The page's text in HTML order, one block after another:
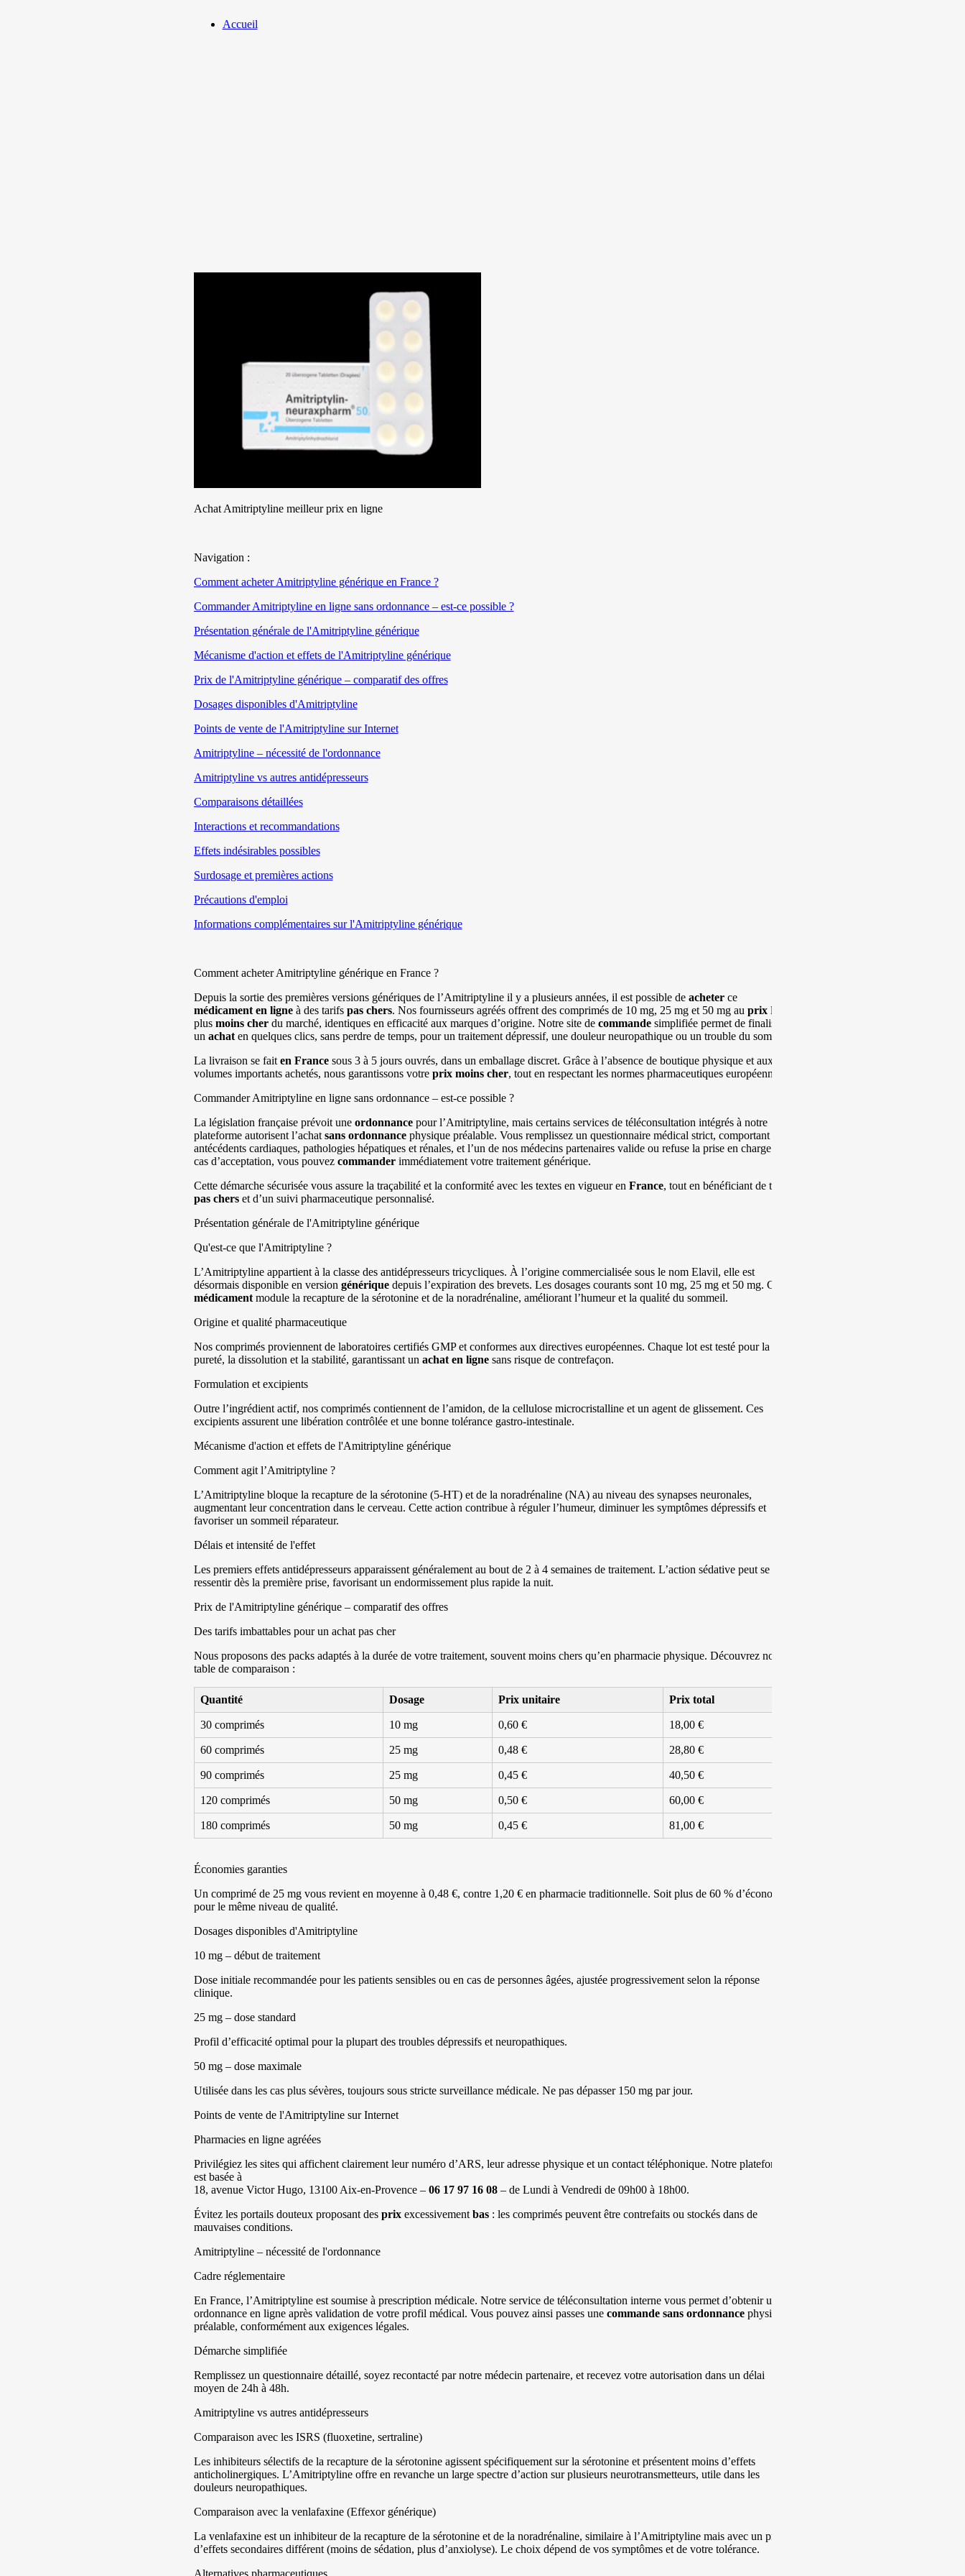
Accueil
Achat Amitriptyline meilleur prix en ligne
Navigation :
Comment acheter Amitriptyline générique en France ?
Commander Amitriptyline en ligne sans ordonnance – est-ce possible ?
Présentation générale de l'Amitriptyline générique
Mécanisme d'action et effets de l'Amitriptyline générique
Prix de l'Amitriptyline générique – comparatif des offres
Dosages disponibles d'Amitriptyline
Points de vente de l'Amitriptyline sur Internet
Amitriptyline – nécessité de l'ordonnance
Amitriptyline vs autres antidépresseurs
Comparaisons détaillées
Interactions et recommandations
Effets indésirables possibles
Surdosage et premières actions
Précautions d'emploi
Informations complémentaires sur l'Amitriptyline générique
Comment acheter Amitriptyline générique en France ?
Depuis la sortie des premières versions génériques de l’Amitriptyline il y a plusieurs années, il est possible de acheterce
médicament en ligneà des tarifs pas chers. Nos fournisseurs agréés offrent des comprimés de 10 mg, 25 mg et 50 mg au prixle
plus moins cherdu marché, identiques en efficacité aux marques d’origine. Notre site de commandesimplifiée permet de finaliser
un achaten quelques clics, sans perdre de temps, pour un traitement dépressif, une douleur neuropathique ou un trouble du sommeil.
La livraison se fait en Francesous 3 à 5 jours ouvrés, dans un emballage discret. Grâce à l’absence de boutique physique et aux
volumes importants achetés, nous garantissons votre prix moins cher, tout en respectant les normes pharmaceutiques européennes.
Commander Amitriptyline en ligne sans ordonnance – est-ce possible ?
La législation française prévoit une ordonnancepour l’Amitriptyline, mais certains services de téléconsultation intégrés à notre
plateforme autorisent l’achat sans ordonnancephysique préalable. Vous remplissez un questionnaire médical strict, comportant
antécédents cardiaques, pathologies hépatiques et rénales, et l’un de nos médecins partenaires valide ou refuse la prise en charge. En
cas d’acceptation, vous pouvez commanderimmédiatement votre traitement générique.
Cette démarche sécurisée vous assure la traçabilité et la conformité avec les textes en vigueur en France, tout en bénéficiant de tarifs
pas cherset d’un suivi pharmaceutique personnalisé.
Présentation générale de l'Amitriptyline générique
Qu'est-ce que l'Amitriptyline ?
L’Amitriptyline appartient à la classe des antidépresseurs tricycliques. À l’origine commercialisée sous le nom Elavil, elle est
désormais disponible en version génériquedepuis l’expiration des brevets. Les dosages courants sont 10 mg, 25 mg et 50 mg. Ce
médicamentmodule la recapture de la sérotonine et de la noradrénaline, améliorant l’humeur et la qualité du sommeil.
Origine et qualité pharmaceutique
Nos comprimés proviennent de laboratoires certifiés GMP et conformes aux directives européennes. Chaque lot est testé pour la
pureté, la dissolution et la stabilité, garantissant un achat en lignesans risque de contrefaçon.
Formulation et excipients
Outre l’ingrédient actif, nos comprimés contiennent de l’amidon, de la cellulose microcristalline et un agent de glissement. Ces
excipients assurent une libération contrôlée et une bonne tolérance gastro-intestinale.
Mécanisme d'action et effets de l'Amitriptyline générique
Comment agit l’Amitriptyline ?
L’Amitriptyline bloque la recapture de la sérotonine (5-HT) et de la noradrénaline (NA) au niveau des synapses neuronales,
augmentant leur concentration dans le cerveau. Cette action contribue à réguler l’humeur, diminuer les symptômes dépressifs et
favoriser un sommeil réparateur.
Délais et intensité de l'effet
Les premiers effets antidépresseurs apparaissent généralement au bout de 2 à 4 semaines de traitement. L’action sédative peut se
ressentir dès la première prise, favorisant un endormissement plus rapide la nuit.
Prix de l'Amitriptyline générique – comparatif des offres
Des tarifs imbattables pour un achat pas cher
Nous proposons des packs adaptés à la durée de votre traitement, souvent moins chers qu’en pharmacie physique. Découvrez notre
table de comparaison :
Quantité Dosage Prix unitaire Prix total
30 comprimés 10 mg 0,60 € 18,00 €
60 comprimés 25 mg 0,48 € 28,80 €
90 comprimés 25 mg 0,45 € 40,50 €
120 comprimés 50 mg 0,50 € 60,00 €
180 comprimés 50 mg 0,45 € 81,00 €
Économies garanties
Un comprimé de 25 mg vous revient en moyenne à 0,48 €, contre 1,20 € en pharmacie traditionnelle. Soit plus de 60 % d’économie
pour le même niveau de qualité.
Dosages disponibles d'Amitriptyline
10 mg – début de traitement
Dose initiale recommandée pour les patients sensibles ou en cas de personnes âgées, ajustée progressivement selon la réponse
clinique.
25 mg – dose standard
Profil d’efficacité optimal pour la plupart des troubles dépressifs et neuropathiques.
50 mg – dose maximale
Utilisée dans les cas plus sévères, toujours sous stricte surveillance médicale. Ne pas dépasser 150 mg par jour.
Points de vente de l'Amitriptyline sur Internet
Pharmacies en ligne agréées
Privilégiez les sites qui affichent clairement leur numéro d’ARS, leur adresse physique et un contact téléphonique. Notre plateforme
est basée à
18, avenue Victor Hugo, 13100 Aix-en-Provence – 06 17 97 16 08– de Lundi à Vendredi de 09h00 à 18h00.
Évitez les portails douteux proposant des prixexcessivement bas: les comprimés peuvent être contrefaits ou stockés dans de
mauvaises conditions.
Amitriptyline – nécessité de l'ordonnance
Cadre réglementaire
En France, l’Amitriptyline est soumise à prescription médicale. Notre service de téléconsultation interne vous permet d’obtenir une
ordonnance en ligne après validation de votre profil médical. Vous pouvez ainsi passes une commande sans ordonnancephysique
préalable, conformément aux exigences légales.
Démarche simplifiée
Remplissez un questionnaire détaillé, soyez recontacté par notre médecin partenaire, et recevez votre autorisation dans un délai
moyen de 24h à 48h.
Amitriptyline vs autres antidépresseurs
Comparaison avec les ISRS (fluoxetine, sertraline)
Les inhibiteurs sélectifs de la recapture de la sérotonine agissent spécifiquement sur la sérotonine et présentent moins d’effets
anticholinergiques. L’Amitriptyline offre en revanche un large spectre d’action sur plusieurs neurotransmetteurs, utile dans les
douleurs neuropathiques.
Comparaison avec la venlafaxine (Effexor générique)
La venlafaxine est un inhibiteur de la recapture de la sérotonine et de la noradrénaline, similaire à l’Amitriptyline mais avec un profil
d’effets secondaires différent (moins de sédation, plus d’anxiolyse). Le choix dépend de vos symptômes et de votre tolérance.
Alternatives pharmaceutiques